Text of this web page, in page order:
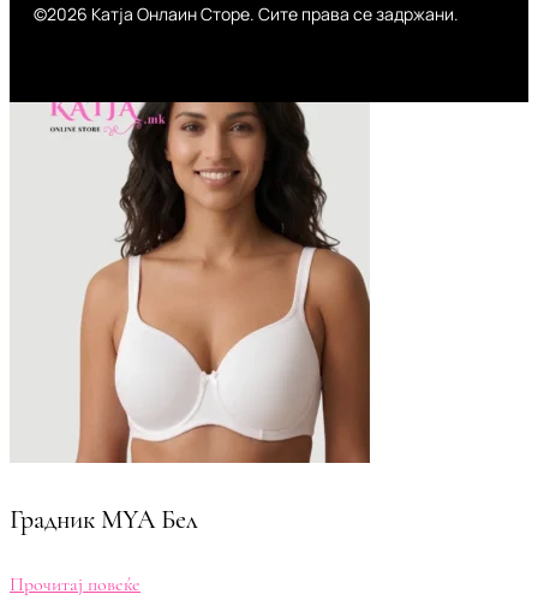
©2026 Катја Онлаин Сторе. Сите права се задржани.
Градник MYA Бел
Прочитај повеќе